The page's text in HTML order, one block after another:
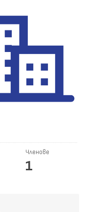
Членове
1